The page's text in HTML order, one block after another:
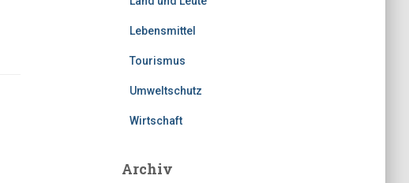
Lebensmittel
Tourismus
Umweltschutz
Wirtschaft
Archiv